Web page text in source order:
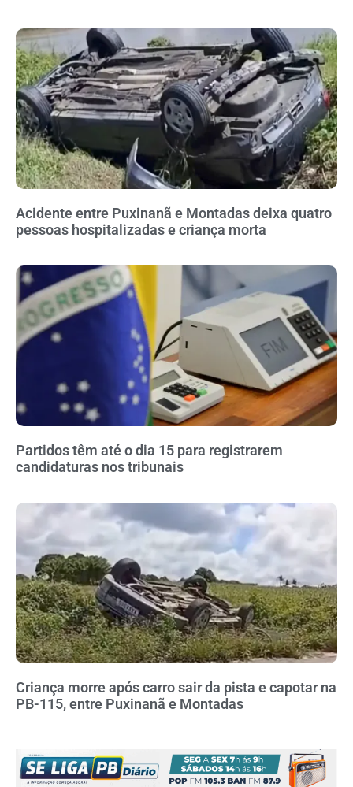
Acidente entre Puxinanã e Montadas deixa quatro
pessoas hospitalizadas e criança morta
Partidos têm até o dia 15 para registrarem
candidaturas nos tribunais
Criança morre após carro sair da pista e capotar na
PB-115, entre Puxinanã e Montadas